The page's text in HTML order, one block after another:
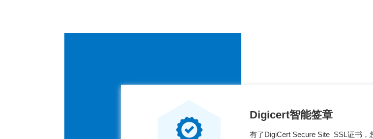
Digicert智能签章
有了DigiCert Secure Site SSL证书，